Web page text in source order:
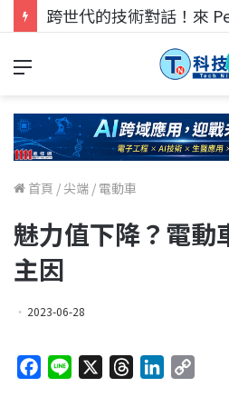
首頁 /尖端 / 電動車
魅力值下降？電動
主因
2023-06-28